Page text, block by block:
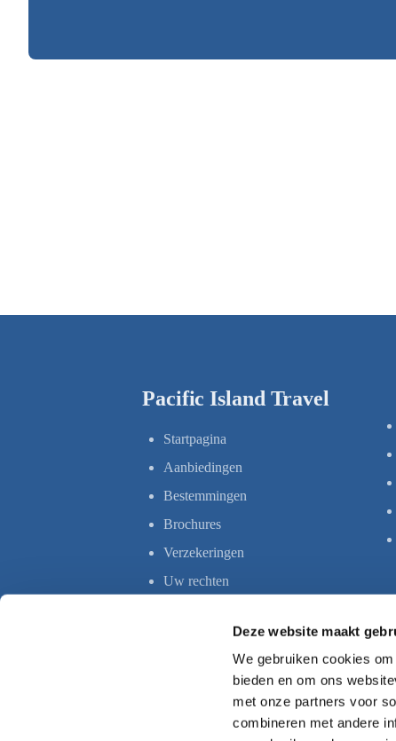
Deze website maakt
We gebruiken cookies
bieden en om ons
met onze partners voor
combineren met andere
Pacific Island Travel
Startpagina
Aanbiedingen
Bestemmingen
Brochures
Verzekeringen
Uw rechten